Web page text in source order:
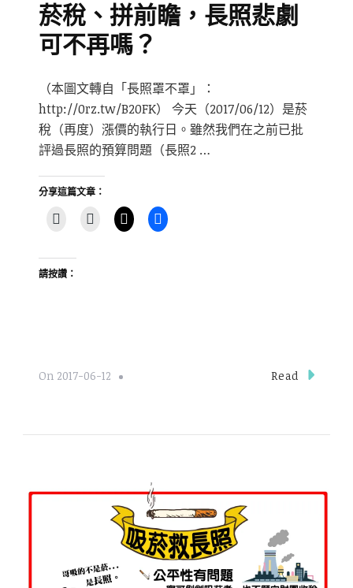
菸稅、拼前瞻，長照悲劇
可不再嗎？
（本圖文轉自「長照罩不罩」：
http://0rz.tw/B20FK） 今天（2017/06/12）是菸
稅（再度）漲價的執行日。雖然我們在之前已批
評過長照的預算問題（長照2 …
分享這篇文章：
請按讚：
On 2017-06-12 Read